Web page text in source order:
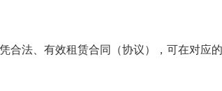
法、有效租赁合同（协议），可在对应